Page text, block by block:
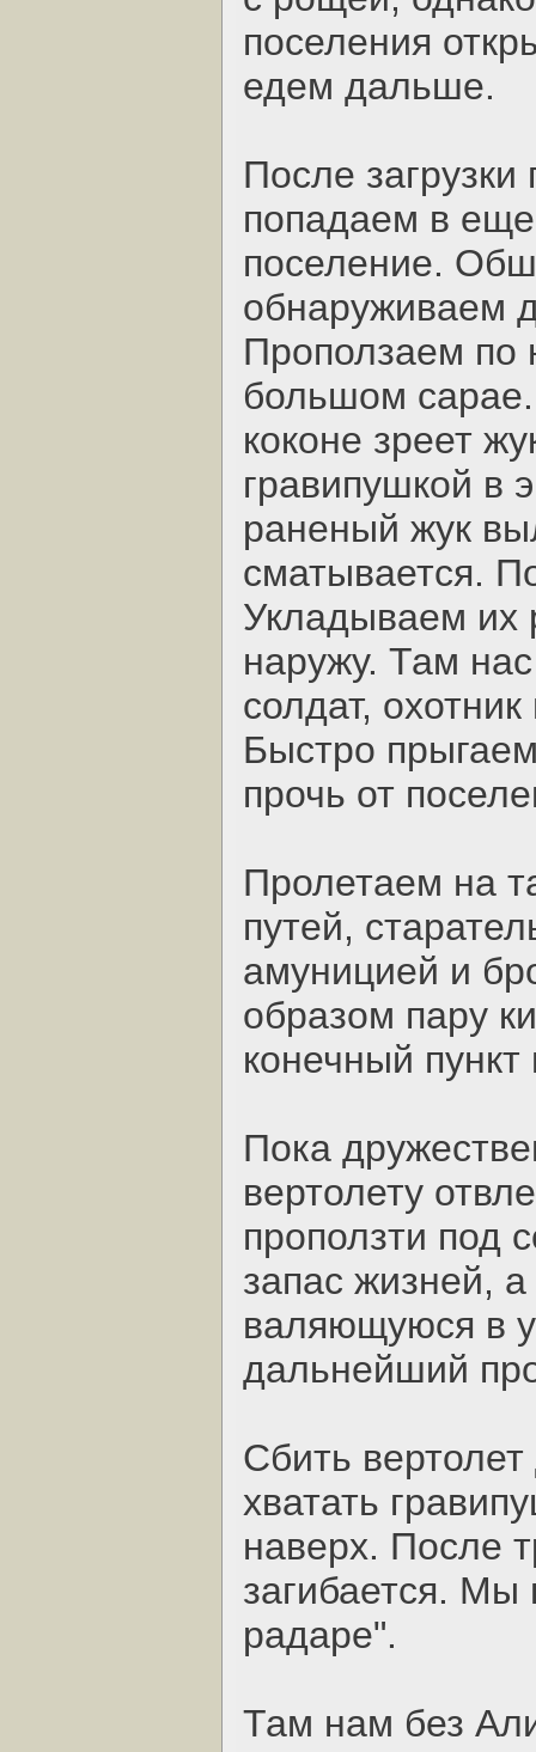
поселения
едем дальше.
После
попадаем в
поселение.
обнаруживаем
Проползаем по
большом
коконе зреет
гравипушкой в
раненый жук
сматывается.
Укладываем их
наружу. Там
солдат,
Быстро
прочь от
Пролетаем на
путей,
амуницией и
образом пару
конечный
Пока
вертолету
проползти под
запас жизней,
валяющуюся в
дальнейший
Сбить
хватать
наверх. После
загибается.
радаре".
Там нам без